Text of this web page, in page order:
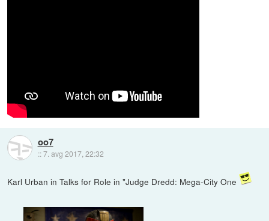
oo7
::7. avg 2017, 22:32
Karl Urban in Talks for Role in "Judge Dredd: Mega-City One